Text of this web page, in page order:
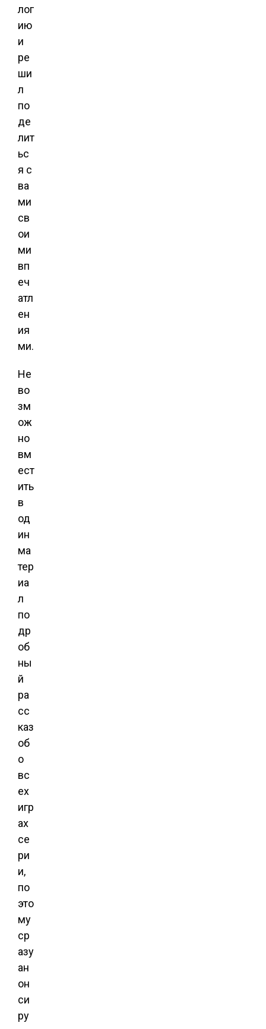
лог
ию
и
ре
ши
л
по
де
лит
ьс
я с
ва
ми
св
ои
ми
вп
еч
атл
ен
ия
ми.
Не
во
зм
ож
но
вм
ест
ить
в
од
ин
ма
тер
иа
л
по
др
об
ны
й
ра
сс
каз
об
о
вс
ех
игр
ах
се
ри
и,
по
это
му
ср
азу
ан
он
си
ру